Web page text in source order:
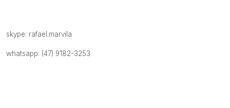
skype: rafael.marvila
whatsapp: (47) 9182-3253